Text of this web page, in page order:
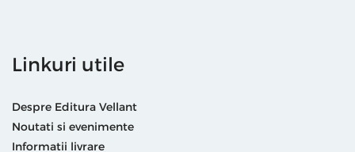
Linkuri utile
Despre Editura Vellant
Noutati si evenimente
Informatii livrare